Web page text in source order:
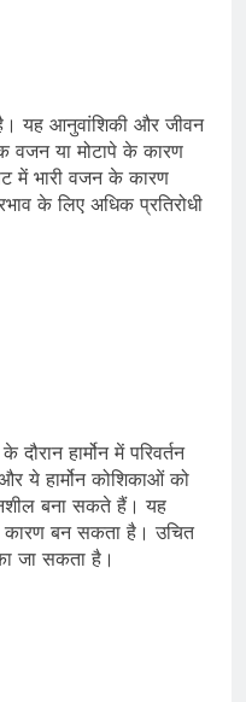
यह आनुवांशिकी और जीवन
या मोटापे के कारण
में भारी वजन के कारण
के लिए अधिक प्रतिरोधी
हार्मोन में परिवर्तन
ये हार्मोन कोशिकाओं को
बना सकते हैं। यह
कारण बन सकता है। उचित
जा सकता है।